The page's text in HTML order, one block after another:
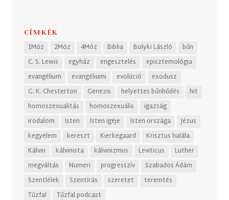
CÍMKÉK
1Móz 2Móz 4Móz Biblia Bolyki László
bűn
C. S. Lewis
egyház engesztelés
episztemológia
evangélium
evangéliumi evolúció
exodusz
G. K. Chesterton
Genezis helyettes bűnhődés
hit
homoszexualitás
homoszexuális
igazság
irodalom
Isten Isten igéje Isten országa
Jézus
kegyelem
kereszt Kierkegaard
Krisztus halála
Kálvin
kálvinista kálvinizmus Leviticus
Luther
megváltás
Numeri progresszív
Szabados Ádám
Szentlélek
Szentírás szeretet
teremtés
Tűzfal
Tűzfal podcast